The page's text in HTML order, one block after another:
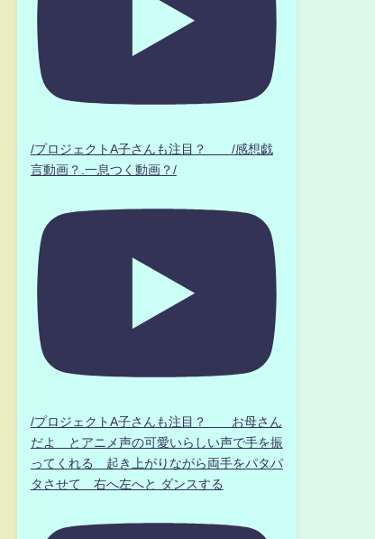
/プロジェクトA子さんも注目？ /感想戯
言動画？.一息つく動画？/
/プロジェクトA子さんも注目？ お母さん
だよ とアニメ声の可愛いらしい声で手を振
ってくれる 起き上がりながら両手をパタパ
タさせて 右へ左へと ダンスする